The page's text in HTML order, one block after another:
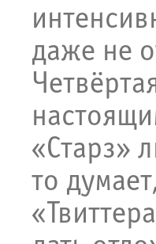
даже не
«Старз»
то